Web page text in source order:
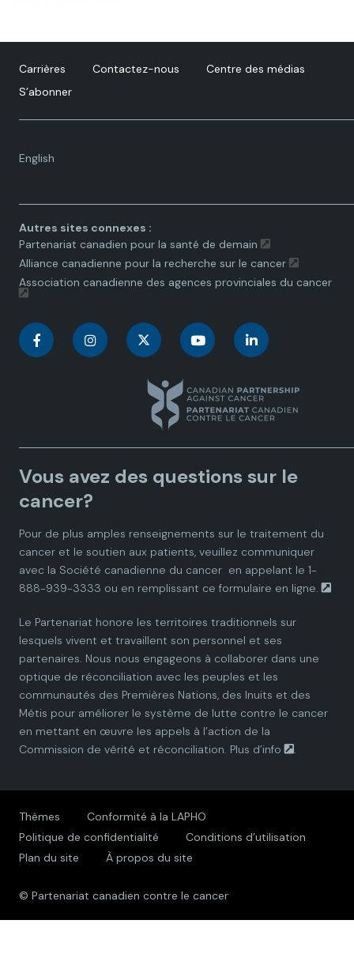
Carrières Contactez-nous
Centre des médias
S’abonner
English
Language
Autres sites connexes :
Partenariat canadien pour la santé de demain
Alliance canadienne pour la recherche sur le cancer
Association canadienne des agences provinciales du cancer
C
a
d
a
n
P
a
r
t
e
h
C
a
d
a
n
P
a
r
t
e
h
n
a
d
a
n
P
a
r
t
e
h
C
n
a
d
a
n
P
a
r
t
e
h
C
n
a
d
a
n
P
a
r
t
h
Vous avez des questions sur le
cancer?
Pour de plus amples renseignements sur le traitement du
cancer et le soutien aux patients, veuillez communiquer
avec la Société canadienne du cancer en appelant le 1-
888-939-3333 ou en remplissant ce formulaire en ligne.
Le Partenariat honore les territoires traditionnels sur
lesquels vivent et travaillent son personnel et ses
partenaires. Nous nous engageons à collaborer dans une
optique de réconciliation avec les peuples et les
communautés des Premières Nations, des Inuits et des
Métis pour améliorer le système de lutte contre le cancer
en mettant en œuvre les appels à l’action de la
Commission de vérité et réconciliation. Plus d’info .
Thèmes
Conformité à la LAPHO
Politique de confidentialité
Conditions d’utilisation
Plan du site
À propos du site
© Partenariat canadien contre le cancer